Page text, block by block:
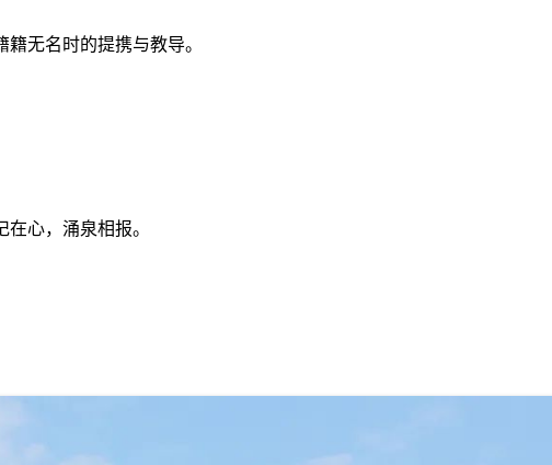
无名时的提携与教导。
心，涌泉相报。